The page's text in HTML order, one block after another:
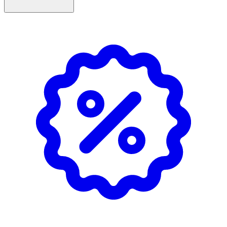
- Rekommenderad dos:1–2 kapslar per dag i samband
- Överskrid inte rekommenderat dos.
- Kosttillskott ersätter inte en varierad kost utan bör
kombineras med en mångsidig och varierad kost samt en
hälsosam livsstil.
Förvaras i rumstemperatur utom räckhåll för små barn.
INNEHÅLLSDEKLARTION 1 Kapsel
4 mg